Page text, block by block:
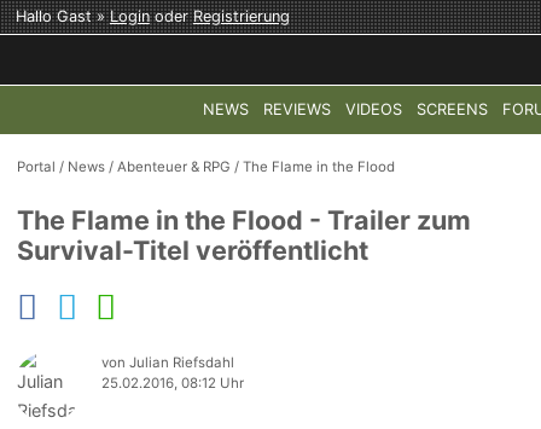
Hallo Gast »LoginoderRegistrierung
NEWS REVIEWS VIDEOS SCREENS
COD: MODERN WARFARE 4 HALO:
Portal / News /Abenteuer & RPG /The Flame in the Flood
The Flame in the Flood - Trailer zum
Survival-Titel veröffentlicht
von Julian Riefsdahl
25.02.2016, 08:12 Uhr